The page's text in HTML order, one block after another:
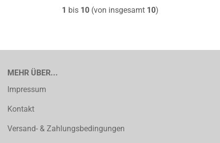
1 bis 10(von insgesamt 10)
MEHR ÜBER...
Impressum
Kontakt
Versand- & Zahlungsbedingungen